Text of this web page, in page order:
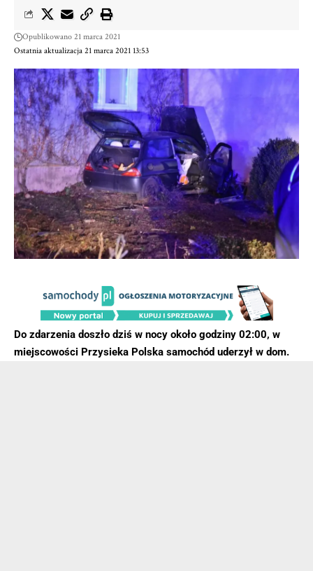
Ostatnia aktualizacja 21 marca 2021 13:53
Opublikowano 21 marca 2021
Do zdarzenia doszło dziś w nocy około godziny 02:00, w
miejscowości Przysieka Polska samochód uderzył w dom.